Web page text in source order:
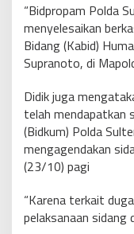
“Bidpropam Polda
menyelesaikan
Bidang (Kabid)
Supranoto, di
Didik juga
telah mendapatkan
(Bidkum) Polda
mengagendakan
(23/10) pagi
“Karena terkait
pelaksanaan sidang